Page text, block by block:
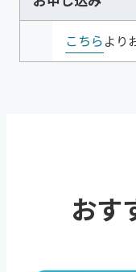
こちらより
おす